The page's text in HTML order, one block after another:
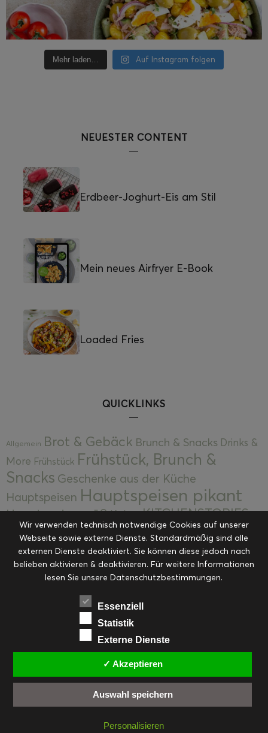
Mehr laden… Auf Instagram folgen
NEUESTER CONTENT
Erdbeer-Joghurt-Eis am Stil
Mein neues Airfryer E-Book
Loaded Fries
QUICKLINKS
Allgemein Brot & Gebäck Brunch & Snacks Drinks &
More Frühstück Frühstück, Brunch &
Snacks Geschenke aus der Küche
Hauptspeisen Hauptspeisen pikant
Hauptspeisen süßKekseKITCHENSTORIES
Kuchen, Torten & Desserts Kuchen und
Desserts Kulinarik Kulinarische Mitbringsel &
Eingemachtes Ohne Kategorie Ostern Resteküche
RezepteSaisonalSliderStartseite
Suppen, Salate & Vorspeisen
Vorspeisen, Salate & Suppen
Weihnachten Workshops & Events
FACEBOOK PINTEREST
EMAIL
INSTAGRAM
Wir verwenden technisch notwendige Cookies auf unserer
Webseite sowie externe Dienste. Standardmäßig sind alle
externen Dienste deaktiviert. Sie können diese jedoch nach
belieben aktivieren & deaktivieren. Für weitere Informationen
lesen Sie unsere Datenschutzbestimmungen.
Essenziell
Statistik
Externe Dienste
✓ Akzeptieren
Auswahl speichern
Personalisieren